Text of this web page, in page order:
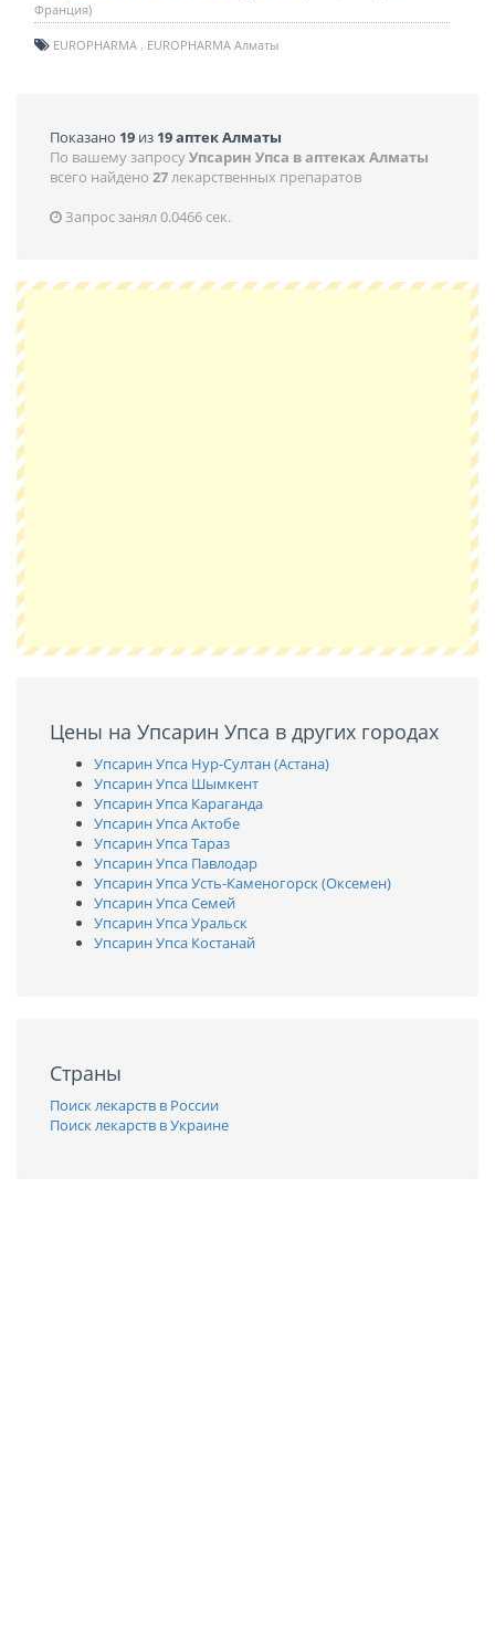
Франция)
EUROPHARMA EUROPHARMA Алматы
Показано 19 из 19 аптек Алматы
По вашему запросуУпсарин Упса в аптеках Алматы
всего найдено 27лекарственных препаратов
Запрос занял 0.0466 сек.
Цены на Упсарин Упса в других городах
Упсарин Упса Нур-Султан (Астана)
Упсарин Упса Шымкент
Упсарин Упса Караганда
Упсарин Упса Актобе
Упсарин Упса Тараз
Упсарин Упса Павлодар
Упсарин Упса Усть-Каменогорск (Оксемен)
Упсарин Упса Семей
Упсарин Упса Уральск
Упсарин Упса Костанай
Страны
Поиск лекарств в России
Поиск лекарств в Украине